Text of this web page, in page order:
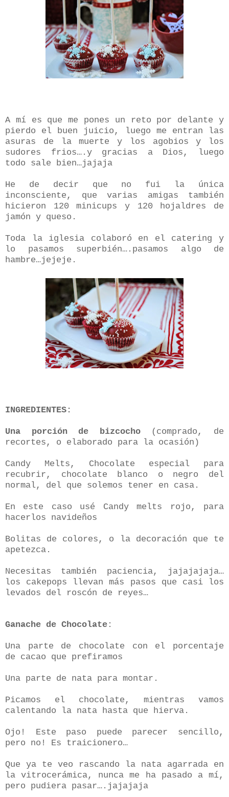
A mí es que me pones un reto por delante y
pierdo el buen juicio, luego me entran las
asuras de la muerte y los agobios y los
sudores frios….y gracias a Dios, luego
todo sale bien…jajaja
He de decir que no fui la única
inconsciente, que varias amigas también
hicieron 120 minicups y 120 hojaldres de
jamón y queso.
Toda la iglesia colaboró en el catering y
lo pasamos superbién….pasamos algo de
hambre…jejeje.
INGREDIENTES:
Una porción de bizcocho(comprado, de
recortes, o elaborado para la ocasión)
Candy Melts, Chocolate especial para
recubrir, chocolate blanco o negro del
normal, del que solemos tener en casa.
En este caso usé Candy melts rojo, para
hacerlos navideños
Bolitas de colores, o la decoración que te
apetezca.
Necesitas también paciencia, jajajajaja…
los cakepops llevan más pasos que casi los
levados del roscón de reyes…
Ganache de Chocolate :
Una parte de chocolate con el porcentaje
de cacao que prefiramos
Una parte de nata para montar.
Picamos el chocolate, mientras vamos
calentando la nata hasta que hierva.
Ojo! Este paso puede parecer sencillo,
pero no! Es traicionero…
Que ya te veo rascando la nata agarrada en
la vitrocerámica, nunca me ha pasado a mí,
pero pudiera pasar….jajajaja